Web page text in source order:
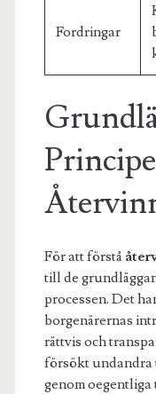
Fordringar
För att förstå
till de
processen. Det
borgenärernas
rättvis och
försökt undandra
genom